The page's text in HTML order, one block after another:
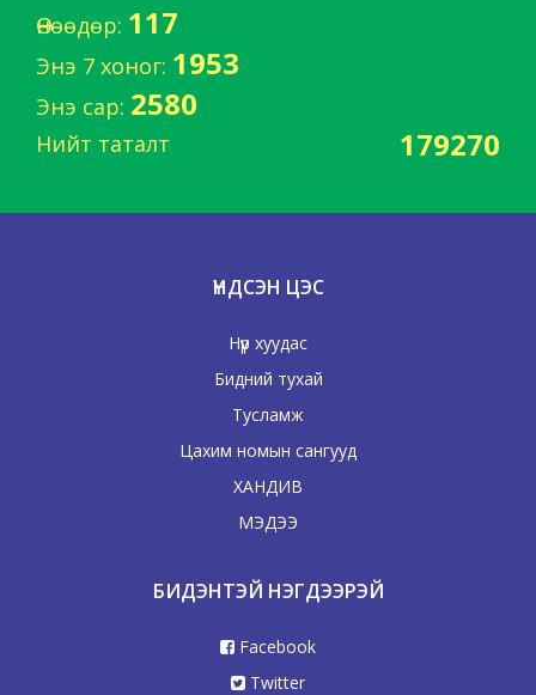
Өнөөдөр: 117
Энэ 7 хоног: 1953
Энэ сар: 2580
Нийт таталт 179270
ҮНДСЭН ЦЭС
Нүүр хуудас
Бидний тухай
Тусламж
Цахим номын сангууд
ХАНДИВ
МЭДЭЭ
БИДЭНТЭЙ НЭГДЭЭРЭЙ
Facebook
Twitter